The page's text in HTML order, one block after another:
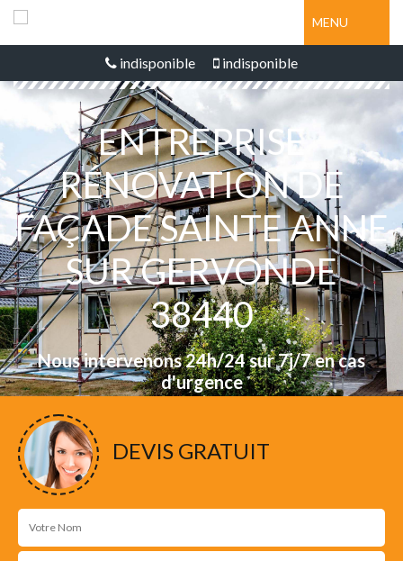
MENU
indisponible indisponible
ENTREPRISE
RÉNOVATION DE
FAÇADE SAINTE ANNE
SUR GERVONDE
38440
Nous intervenons 24h/24 sur 7j/7 en cas
d'urgence
DEVIS GRATUIT